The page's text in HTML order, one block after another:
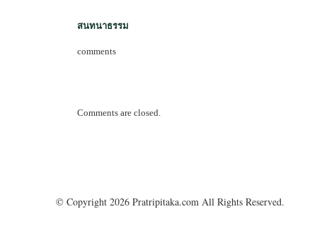
สนทนาธรรม
comments
Comments are closed.
© Copyright 2026 Pratripitaka.com All Rights Reserved.